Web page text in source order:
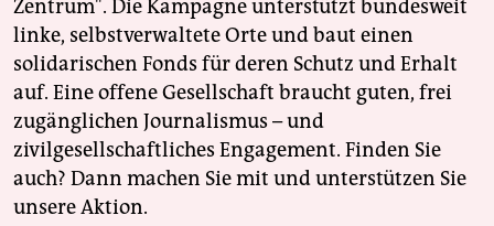
Zentrum". Die Kampagne unterstützt bundesweit
linke, selbstverwaltete Orte und baut einen
solidarischen Fonds für deren Schutz und Erhalt
auf. Eine offene Gesellschaft braucht guten, frei
zugänglichen Journalismus – und
zivilgesellschaftliches Engagement. Finden Sie
auch? Dann machen Sie mit und unterstützen Sie
unsere Aktion.